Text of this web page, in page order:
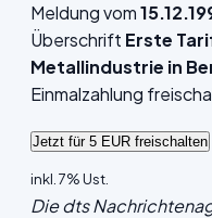
Meldung vom
Überschrift Erste
Metallindustrie in
Einmalzahlung
inkl. 7% Ust.
Die dts